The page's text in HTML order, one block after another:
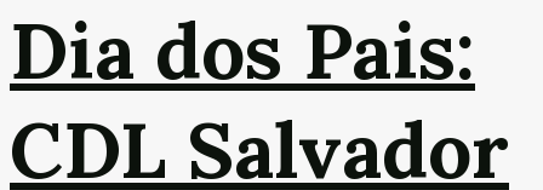
Dia dos Pais:
CDL Salvador